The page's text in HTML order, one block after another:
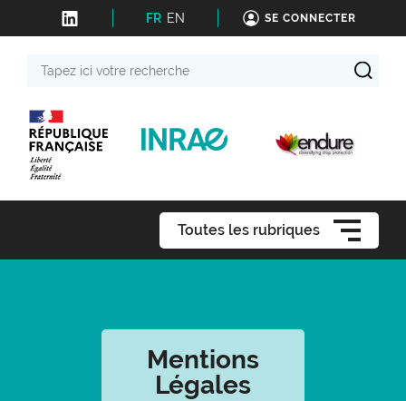
FR EN SE CONNECTER
recherche
Toutes les rubriques
Mentions
Légales